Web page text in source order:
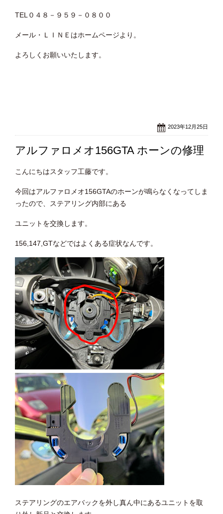
TEL０４８－９５９－０８００
メール・ＬＩＮＥはホームページより。
よろしくお願いいたします。
2023年12月25日
アルファロメオ156GTA ホーンの修理
こんにちはスタッフ工藤です。
今回はアルファロメオ156GTAのホーンが鳴らなくなってしま
ったので、ステアリング内部にある
ユニットを交換します。
156,147,GTなどではよくある症状なんです。
ステアリングのエアバックを外し真ん中にあるユニットを取